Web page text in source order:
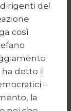
del
così
ha detto il
–
la